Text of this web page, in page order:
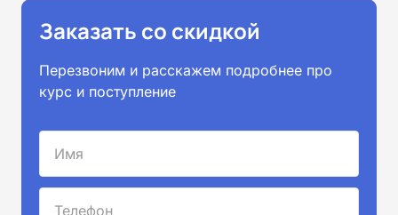
Заказать со скидкой
Перезвоним и расскажем подробнее про
курс и поступление